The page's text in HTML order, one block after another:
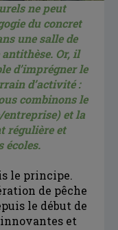
ne peut
du concret
une salle de
Or, il
d’imprégner le
d’activité :
combinons le
entreprise) et la
régulière et
écoles.
le principe.
de pêche
le début de
et